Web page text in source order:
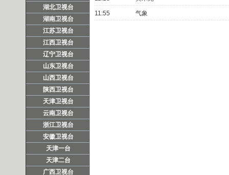
湖北卫视台
湖南卫视台
江苏卫视台
江西卫视台
辽宁卫视台
山东卫视台
山西卫视台
陕西卫视台
天津卫视台
云南卫视台
浙江卫视台
安徽卫视台
天津一台
天津二台
广西卫视台
11:55 气象